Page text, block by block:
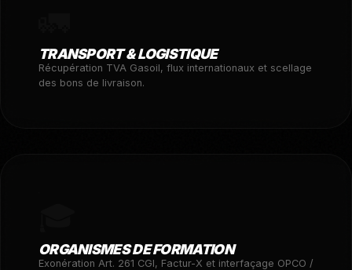
TRANSPORT & LOGISTIQUE
Récupération TVA Gasoil, flux internationaux et scellage
des bons de livraison.
ORGANISMES DE FORMATION
Exonération Art. 261 CGI, Factur-X et interfaçage OPCO /